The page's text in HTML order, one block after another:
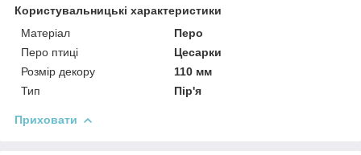
Користувальницькі характеристики
Матеріал
Перо
Перо птиці
Цесарки
Розмір декору
110 мм
Тип
Пір'я
Приховати